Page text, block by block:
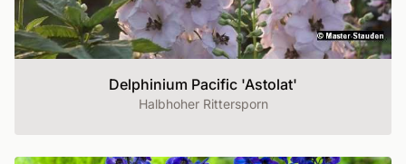
Delphinium Pacific 'Astolat'
Halbhoher Rittersporn